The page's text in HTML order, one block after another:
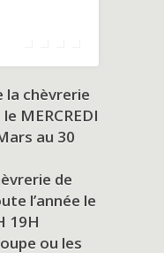
la chèvrerie
MERCREDI
au 30
de
l’année le
19H
ou les